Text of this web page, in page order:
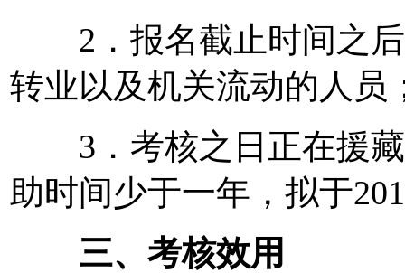
2．报名截止时间之后
转业以及机关流动的人员
3．考核之日正在援藏
助时间少于一年，拟于
三、考核效用